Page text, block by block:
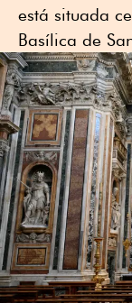
está situada
Basílica de